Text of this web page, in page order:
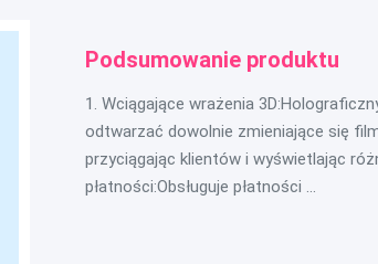
Podsumowanie produktu
1. Wciągające wrażenia
odtwarzać dowolnie zmieniające się
przyciągając klientów i wyświetlając
płatności:Obsługuje płatności ...